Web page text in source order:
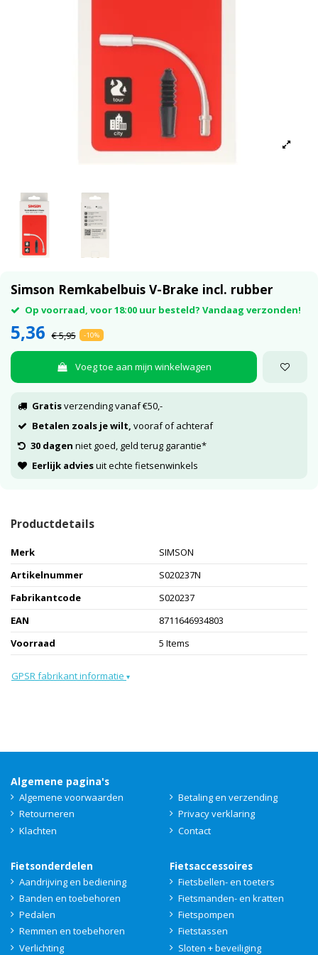
Simson Remkabelbuis V-Brake incl. rubber
Op voorraad, voor 18:00 uur besteld? Vandaag verzonden!
5,36 € 5,95 -10%
Voeg toe aan mijn winkelwagen
Gratisverzending vanaf €50,-
Betalen zoals je wilt, vooraf of achteraf
30 dagen niet goed, geld terug garantie*
Eerlijk adviesuit echte fietsenwinkels
Productdetails
Merk
SIMSON
Artikelnummer
S020237N
Fabrikantcode
S020237
EAN
8711646934803
Voorraad
5 Items
GPSR fabrikant informatie ▾
Algemene pagina's
Algemene voorwaarden
Betaling en verzending
Retourneren
Privacy verklaring
Klachten
Contact
Fietsonderdelen
Aandrijving en bediening
Banden en toebehoren
Pedalen
Remmen en toebehoren
Verlichting
Fietsaccessoires
Fietsbellen- en toeters
Fietsmanden- en kratten
Fietspompen
Fietstassen
Sloten + beveiliging